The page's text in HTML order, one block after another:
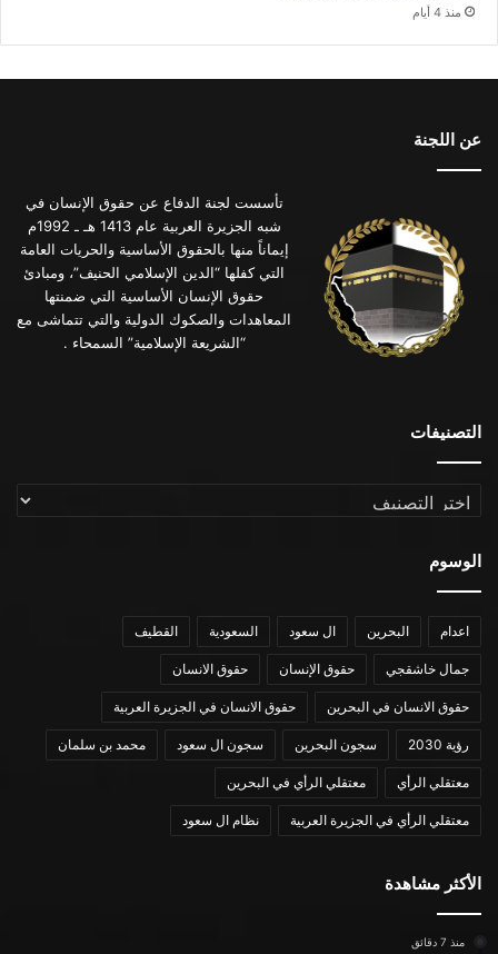
منذ 4 أيام
عن اللجنة
تأسست لجنة الدفاع عن حقوق الإنسان في
شبه الجزيرة العربية عام 1413 هـ ـ 1992م
إيماناً منها بالحقوق الأساسية والحريات العامة
التي كفلها “الدين الإسلامي الحنيف”، ومبادئ
حقوق الإنسان الأساسية التي ضمنتها
المعاهدات والصكوك الدولية والتي تتماشى مع
“الشريعة الإسلامية” السمحاء .
التصنيفات
التصنيفات
الوسوم
اعدام البحرين ال سعود السعودية القطيف
جمال خاشقجي حقوق الإنسان حقوق الانسان
حقوق الانسان في البحرين حقوق الانسان في الجزيرة العربية
رؤية 2030 سجون البحرين سجون ال سعود محمد بن سلمان
معتقلي الرأي معتقلي الرأي في البحرين
معتقلي الرأي في الجزيرة العربية نظام ال سعود
الأكثر مشاهدة
منذ 7 دقائق